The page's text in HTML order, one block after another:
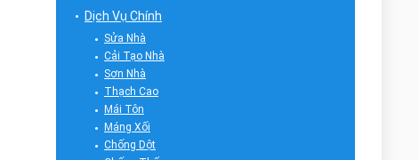
Dịch Vụ Chính
Sửa Nhà
Cải Tạo Nhà
Sơn Nhà
Thạch Cao
Mái Tôn
Máng Xối
Chống Dột